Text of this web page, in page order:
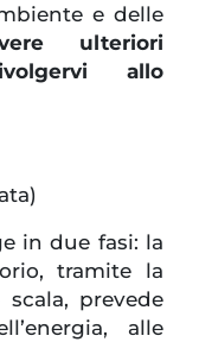
e delle
ulteriori
allo
in due fasi: la
tramite la
prevede
alle